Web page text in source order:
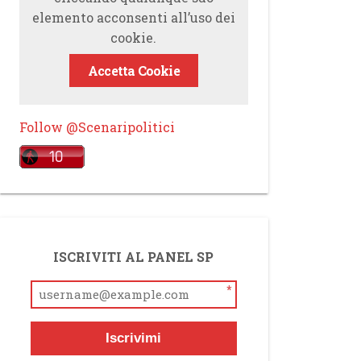
elemento acconsenti all’uso dei
cookie.
Accetta Cookie
Follow @Scenaripolitici
ISCRIVITI AL PANEL SP
*
Iscrivimi